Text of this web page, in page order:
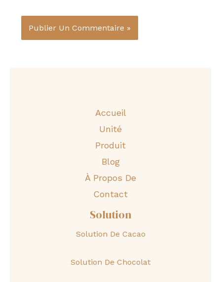
Accueil
Unité
Produit
Blog
À Propos De
Contact
Solution
Solution De Cacao
Solution De Chocolat